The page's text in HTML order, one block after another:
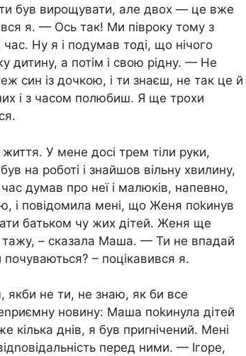
був вирощувати, але двох — це вже
я. — Ось так! Ми півроку тому з
Ну я і подумав тоді, що нічого
дитину, а потім і свою рідну. — Не
син із дочкою, і ти знаєш, не так це й
і з часом полюбиш. Я ще трохи
У мене досі трем тіли руки,
на роботі і знайшов вільну хвилину,
думав про неї і малюків, напевно,
і повідомила мені, що Женя поkинув
батьком чу жих дітей. Женя ще
тажу, – сказала Маша. — Ти не впадай
– поцікавився я.
не ти, не знаю, як би все
новину: Маша поkинула дітей
кілька днів, я був приrнічений. Мені
перед ними. — Ігоре,